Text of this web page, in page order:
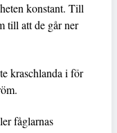
konstant. Till
till att de går ner
kraschlanda i för
fåglarnas